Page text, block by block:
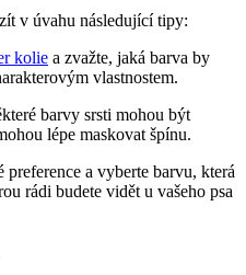
v úvahu následující tipy:
kolie a zvažte, jaká barva by
vlastnostem.
barvy srsti mohou být
lépe maskovat špínu.
a vyberte barvu, která
rádi budete vidět u vašeho psa